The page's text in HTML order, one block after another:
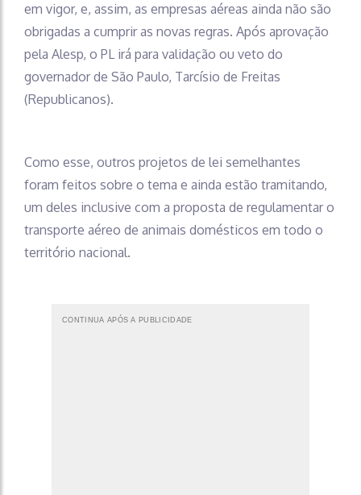
em vigor, e, assim, as empresas aéreas ainda não são
obrigadas a cumprir as novas regras. Após aprovação
pela Alesp, o PL irá para validação ou veto do
governador de São Paulo, Tarcísio de Freitas
(Republicanos).
Como esse, outros projetos de lei semelhantes
foram feitos sobre o tema e ainda estão tramitando,
um deles inclusive com a proposta de regulamentar o
transporte aéreo de animais domésticos em todo o
território nacional.
CONTINUA APÓS A PUBLICIDADE